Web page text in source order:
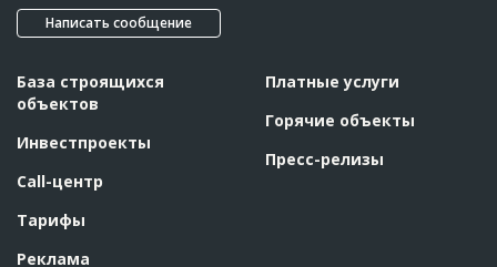
Написать сообщение
База строящихся
объектов
Инвестпроекты
Call-центр
Тарифы
Реклама
Платные услуги
Горячие объекты
Пресс-релизы